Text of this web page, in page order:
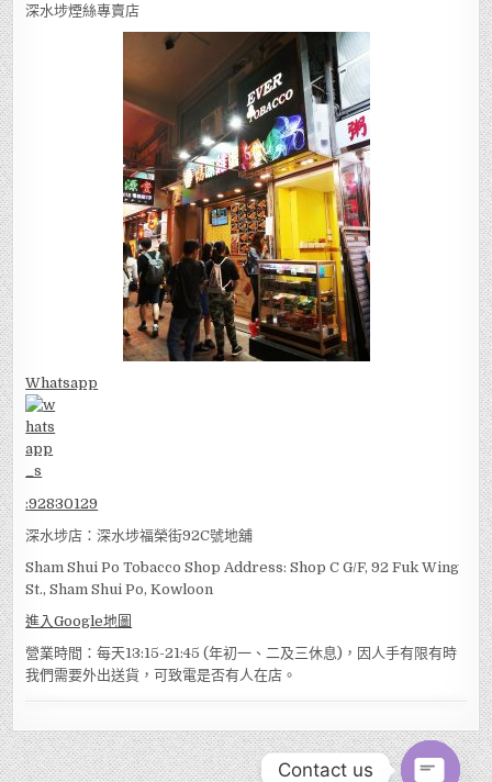
深水埗煙絲專賣店
Whatsapp
:92830129
深水埗店：深水埗福榮街92C號地舖
Sham Shui Po Tobacco Shop Address: Shop C G/F, 92 Fuk Wing
St., Sham Shui Po, Kowloon
進入Google地圖
營業時間：每天13:15-21:45 (年初一、二及三休息)，因人手有限有時
我們需要外出送貨，可致電是否有人在店。
Contact us